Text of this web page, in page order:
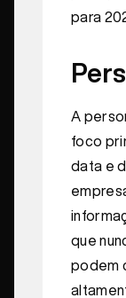
para
A
foco
data e
que
podem